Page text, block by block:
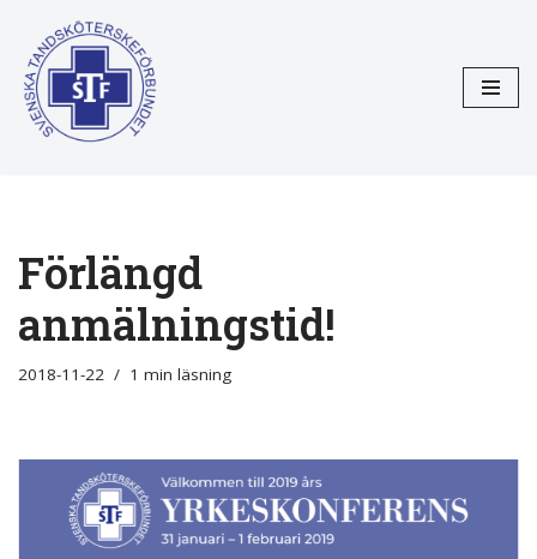
Hoppa
till
innehåll
Förlängd
anmälningstid!
2018-11-22 1 min läsning